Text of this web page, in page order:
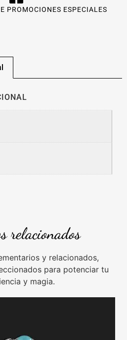
PROMOCIONES ESPECIALES
relacionados
y relacionados,
para potenciar tu
y magia.